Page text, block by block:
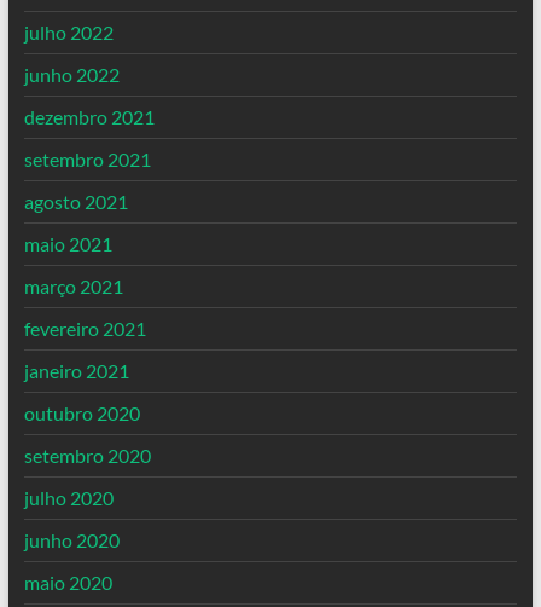
julho 2022
junho 2022
dezembro 2021
setembro 2021
agosto 2021
maio 2021
março 2021
fevereiro 2021
janeiro 2021
outubro 2020
setembro 2020
julho 2020
junho 2020
maio 2020